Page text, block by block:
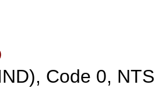
Code 0,